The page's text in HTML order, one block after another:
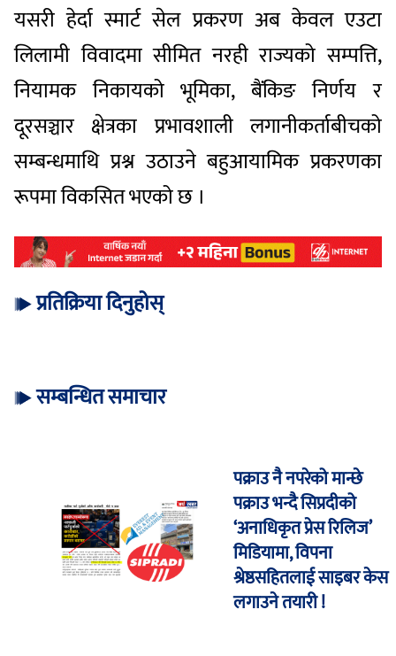
यसरी हेर्दा स्मार्ट सेल प्रकरण अब केवल एउटा
लिलामी विवादमा सीमित नरही राज्यको सम्पत्ति,
नियामक निकायको भूमिका, बैंकिङ निर्णय र
दूरसञ्चार क्षेत्रका प्रभावशाली लगानीकर्ताबीचको
सम्बन्धमाथि प्रश्न उठाउने बहुआयामिक प्रकरणका
रूपमा विकसित भएको छ ।
प्रतिक्रिया दिनुहोस्
सम्बन्धित समाचार
पक्राउ नै नपरेको मान्छे
पक्राउ भन्दै सिप्रदीको
‘अनाधिकृत प्रेस रिलिज’
मिडियामा, विपना
श्रेष्ठसहितलाई साइबर केस
लगाउने तयारी !